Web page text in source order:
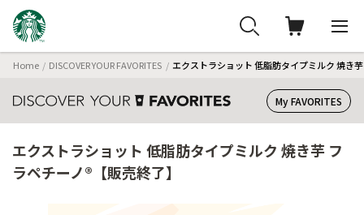
Home DISCOVER YOUR FAVORITES エクストラショット 低脂肪タイプミルク 焼き
My FAVORITES
エクストラショット 低脂肪タイプミルク 焼き芋 フ
ラペチーノ®【販売終了】